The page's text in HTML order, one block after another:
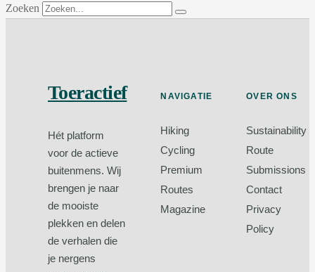
Zoeken
Toeractief
Hét platform
voor de actieve
buitenmens. Wij
brengen je naar
de mooiste
plekken en delen
de verhalen die
je nergens
NAVIGATIE
Hiking
Cycling
Premium
Routes
Magazine
OVER ONS
Sustainability
Route
Submissions
Contact
Privacy
Policy